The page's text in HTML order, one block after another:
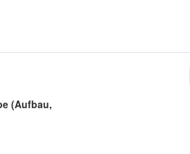
(Aufbau,